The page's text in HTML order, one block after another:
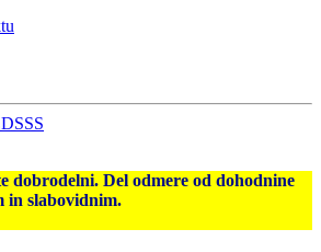
dobrodelni. Del odmere od dohodnine
in slabovidnim.